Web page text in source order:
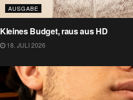
AUSGABE
Kleines Budget, raus aus HD
18. JULI 2026